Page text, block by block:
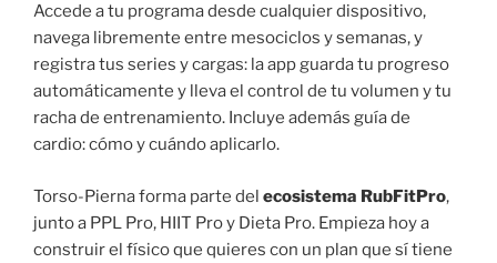
Accede a tu programa desde cualquier dispositivo,
navega libremente entre mesociclos y semanas, y
registra tus series y cargas: la app guarda tu progreso
automáticamente y lleva el control de tu volumen y tu
racha de entrenamiento. Incluye además guía de
cardio: cómo y cuándo aplicarlo.
Torso-Pierna forma parte del ecosistema RubFitPro,
junto a PPL Pro, HIIT Pro y Dieta Pro. Empieza hoy a
construir el físico que quieres con un plan que sí tiene